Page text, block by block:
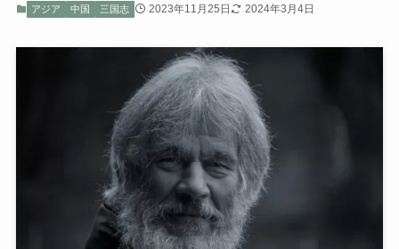
アジア 中国 三国志 2023年11月25日 2024年3月4日